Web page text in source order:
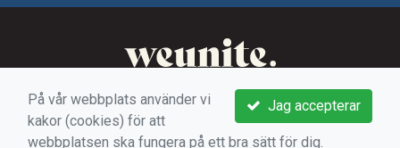
Jag accepterar
På vår webbplats använder vi
kakor (cookies) för att
webbplatsen ska fungera på ett bra sätt för dig.